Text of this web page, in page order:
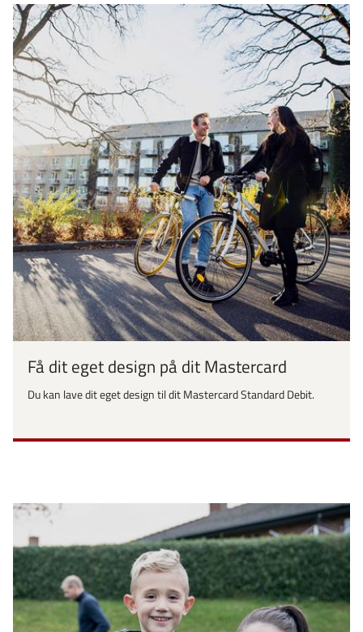
Få dit eget design på dit Mastercard
Du kan lave dit eget design til dit Mastercard Standard Debit.